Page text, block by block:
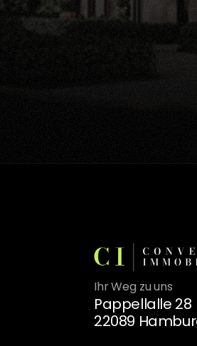
Ihr Weg zu uns
Pappellalle 28
22089